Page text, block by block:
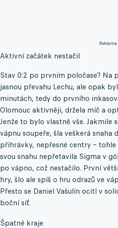
Reklama
Aktivní začátek nestačil
Stav 0:2 po prvním poločase? Na
jasnou převahu Lechu, ale opak
minutách, tedy do prvního
Olomouc aktivněji, držela míč a
Jenže to bylo vlastně vše.
vápnu soupeře, šla veškerá snaha
přihrávky, nepřesné centry –
svou snahu nepřetavila Sigma v
po vápno, což nestačilo. První
hry, šlo ale spíš o hru odrazů ve
Přesto se Daniel Vašulín ocitl v
boční síť.
Špatné kraje